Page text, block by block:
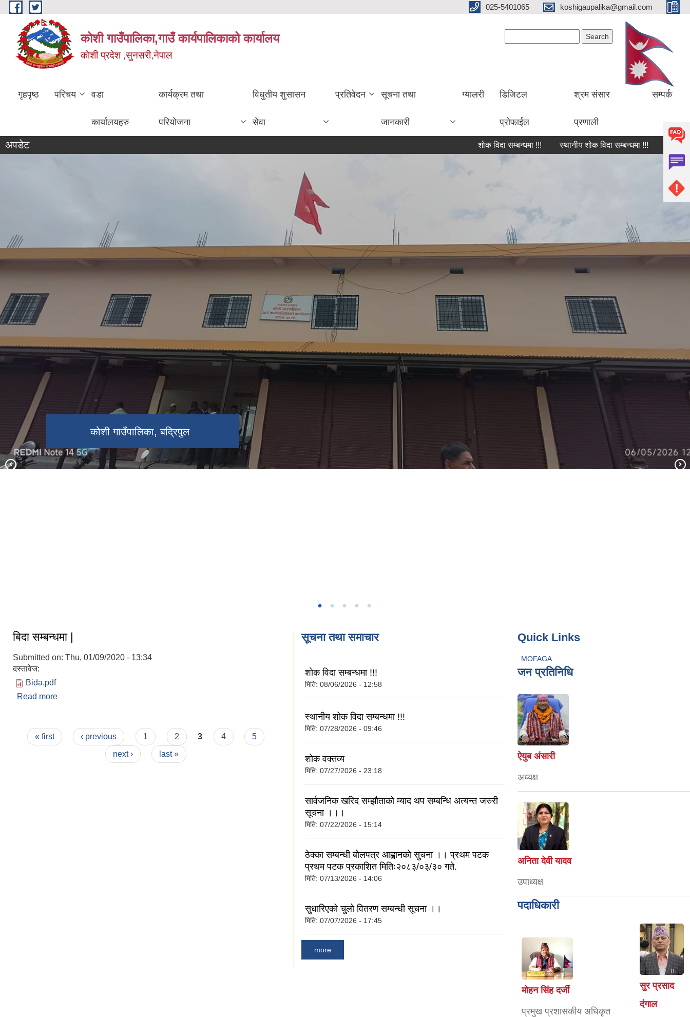
Skip to main content 025-5401065 koshigaupalika@gmail.com
कोशी गाउँपालिका,गाउँ कार्यपालिकाको कार्यालय
काेशी प्रदेश ,सुनसरी,नेपाल
गृहपृष्ठ परिचय वडा
कार्यालयहरु
कार्यक्रम तथा
परियोजना
विधुतीय शुसासन
सेवा
प्रतिवेदन सूचना तथा
जानकारी
ग्यालरी डिजिटल
प्रोफाईल
श्रम संसार
प्रणाली
सम्पर्क
अपडेट शोक विदा सम्बन्धमा !!! स्थानीय शोक विदा सम्बन्धमा !!! शोक वक्तव्य
कोशी गाउँपालिका, बद्रिपुल
कोशी ब्यारेज
कोशी टप्पु बन्य जन्तु आरक्ष
बिदा सम्बन्धमा |
Submitted on: Thu, 01/09/2020 - 13:34
दस्तावेज:
Bida.pdf
Read more
Pages
« first ‹ previous 1 2 3 4
5
next ›
last »
सूचना तथा समाचार
शोक विदा सम्बन्धमा !!!
मिति: 08/06/2026 - 12:58
स्थानीय शोक विदा सम्बन्धमा !!!
मिति: 07/28/2026 - 09:46
शोक वक्तव्य
मिति: 07/27/2026 - 23:18
सार्वजनिक खरिद सम्झौताको म्याद थप सम्बन्धि अत्यन्त जरुरी
सूचना ।।।
मिति: 07/22/2026 - 15:14
ठेक्का सम्बन्धी बोलपत्र आह्वानको सुचना ।। प्रथम पटक
प्रथम पटक प्रकाशित मितिः२०८३/०३/३० गते.
मिति: 07/13/2026 - 14:06
सुधारिएको चुलो वितरण सम्बन्धी सूचना ।।
मिति: 07/07/2026 - 17:45
more
Quick Links
MOFAGA
जन प्रतिनिधि
ऐयुब अंसारी
अध्यक्ष
अनिता देवी यादव
उपाध्यक्ष
पदाधिकारी
मोहन सिंह दर्जी
प्रमुख प्रशासकीय अधिकृत
सुर प्रसाद
दंगाल